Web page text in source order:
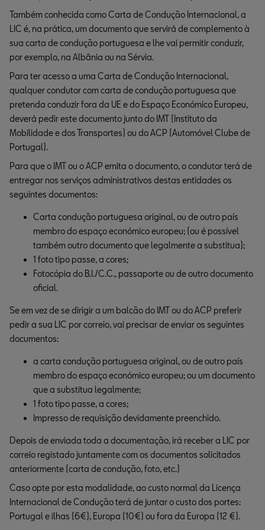
Também conhecida como Carta de Condução Internacional, a
LIC é, na prática, um documento que servirá de complemento à
sua carta de condução portuguesa e lhe vai permitir conduzir,
por exemplo, na Albânia ou na Sérvia.
Para ter acesso a uma Carta de Condução Internacional,
qualquer condutor com carta de condução portuguesa que
pretenda conduzir fora da UE e do Espaço Económico Europeu,
deverá pedir este documento junto do IMT (Instituto da
Mobilidade e dos Transportes) ou do ACP (Automóvel Clube de
Portugal).
Para que o IMT ou o ACP emita o documento, o condutor terá de
entregar nos serviços administrativos destas entidades os
seguintes documentos:
Carta condução portuguesa original, ou de outro país
membro do espaço económico europeu; (ou é possível
também outro documento que legalmente a substitua);
1 foto tipo passe, a cores;
Fotocópia do B.I./C.C., passaporte ou de outro documento
oficial.
Se em vez de se dirigir a um balcão do IMT ou do ACP preferir
pedir a sua LIC por correio, vai precisar de enviar os seguintes
documentos:
a carta condução portuguesa original, ou de outro país
membro do espaço económico europeu; ou um documento
que a substitua legalmente;
1 foto tipo passe, a cores;
Impresso de requisição devidamente preenchido.
Depois de enviada toda a documentação, irá receber a LIC por
correio registado juntamente com os documentos solicitados
anteriormente (carta de condução, foto, etc.)
Caso opte por esta modalidade, ao custo normal da Licença
Internacional de Condução terá de juntar o custo dos portes:
Portugal e ilhas (6€), Europa (10€) ou fora da Europa (12 €).